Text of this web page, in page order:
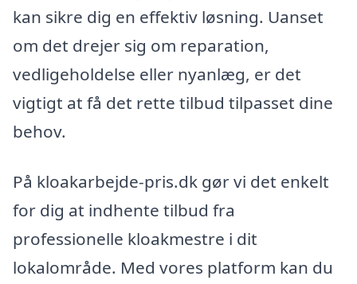
kan sikre dig en effektiv løsning. Uanset
om det drejer sig om reparation,
vedligeholdelse eller nyanlæg, er det
vigtigt at få det rette tilbud tilpasset dine
behov.
På kloakarbejde-pris.dk gør vi det enkelt
for dig at indhente tilbud fra
professionelle kloakmestre i dit
lokalområde. Med vores platform kan du